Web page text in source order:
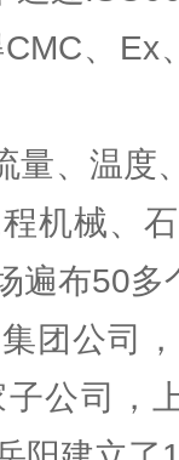
、Ex
量、温度
机械、
遍布50多
团公司
公司，